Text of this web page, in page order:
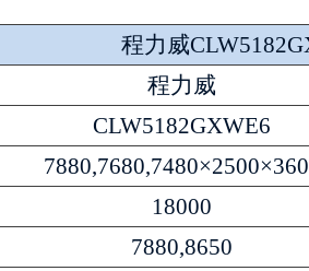
程力威
程力威
CLW5182GXWE6
18000
7880,8650